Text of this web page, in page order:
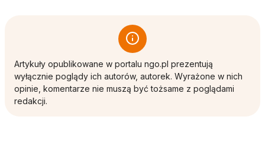
Artykuły opublikowane w portalu ngo.pl prezentują
wyłącznie poglądy ich autorów, autorek. Wyrażone w nich
opinie, komentarze nie muszą być tożsame z poglądami
redakcji.